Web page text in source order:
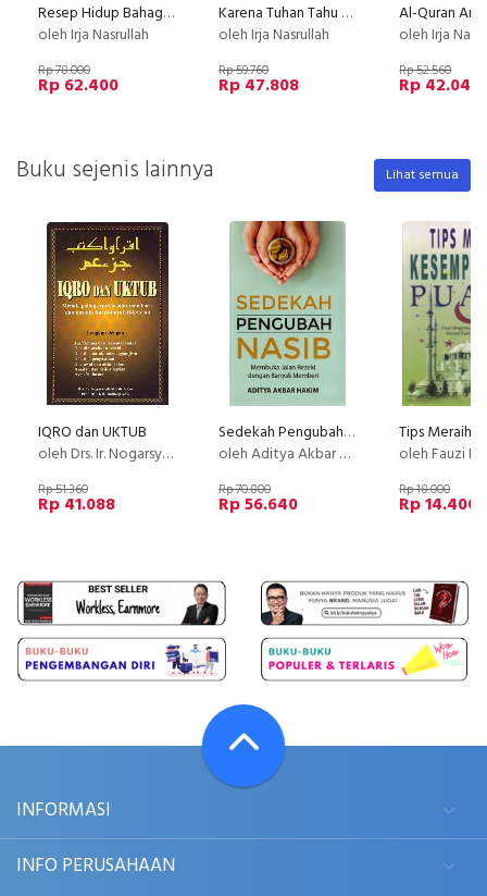
Resep Hidup Bahagia Menurut al-Quran
oleh Irja Nasrullah
Rp 78.000
Rp 62.400
Karena Tuhan Tahu Kau Mampu
oleh Irja Nasrullah
Rp 59.760
Rp 47.808
oleh Irja
Rp 52.560
Rp 42.048
Buku sejenis lainnya Lihat semua
IQRO dan UKTUB
oleh Drs. Ir. Nogarsyah
Rp 51.360
Rp 41.088
Sedekah Pengubah Nasib: Membuka Jalan Rezeki
oleh Aditya Akbar Hakim
Rp 70.800
Rp 56.640
oleh Fauzi Nugroho, SE, MM &
Rp 18.000
Rp 14.400
INFORMASI
INFO PERUSAHAAN